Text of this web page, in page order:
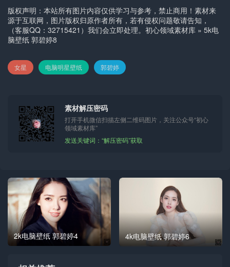
版权声明：本站所有图片内容仅供学习与参考，禁止商用！素材来
源于互联网，图片版权归原作者所有，若有侵权问题敬请告知，
（客服QQ：32715421）我们会立即处理。 初心领域素材库 » 5k电
脑壁纸 郭碧婷8
女星 电脑明星壁纸 郭碧婷
素材解压密码
打开手机微信扫描左侧二维码图片，关注公众号“初心
领域素材库”
发送关键词：“解压密码”获取
2k电脑壁纸 郭碧婷4 4k电脑壁纸 郭碧婷6